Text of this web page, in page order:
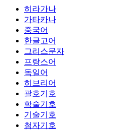
히라가나
가타카나
중국어
한글고어
그리스문자
프랑스어
독일어
히브리어
괄호기호
학술기호
기술기호
첨자기호